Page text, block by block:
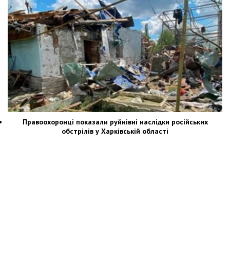
Правоохоронці показали руйнівні наслідки російських
обстрілів у Харківській області